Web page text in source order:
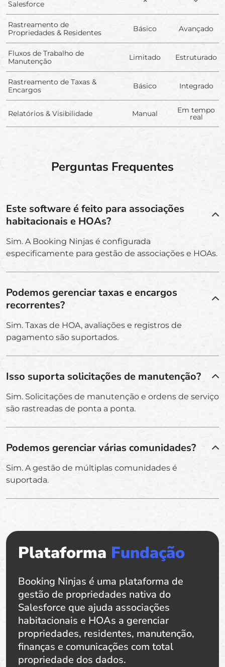
Salesforce
Rastreamento de
Propriedades & Residentes
Básico Avançado
Fluxos de Trabalho de
Manutenção
Limitado Estruturado
Rastreamento de Taxas &
Encargos
Básico Integrado
Relatórios & Visibilidade Manual Em tempo
real
Perguntas Frequentes
Este software é feito para associações
habitacionais e HOAs?
Sim. A Booking Ninjas é configurada
especificamente para gestão de associações e HOAs.
Podemos gerenciar taxas e encargos
recorrentes?
Sim. Taxas de HOA, avaliações e registros de
pagamento são suportados.
Isso suporta solicitações de manutenção?
Sim. Solicitações de manutenção e ordens de serviço
são rastreadas de ponta a ponta.
Podemos gerenciar várias comunidades?
Sim. A gestão de múltiplas comunidades é
suportada.
Plataforma Fundação
Booking Ninjas é uma plataforma de
gestão de propriedades nativa do
Salesforce que ajuda associações
habitacionais e HOAs a gerenciar
propriedades, residentes, manutenção,
finanças e comunicações com total
propriedade dos dados.